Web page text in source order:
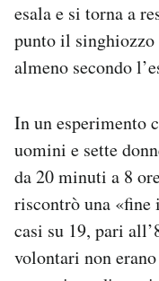
esala e si torna a
punto il singhiozzo
almeno secondo
In un esperimento
uomini e sette
da 20 minuti a 8
riscontrò una
casi su 19, pari
volontari non